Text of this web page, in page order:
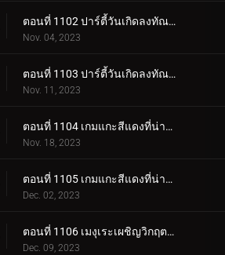
ตอนที่ 1102 ปาร์ตี้วันเกิดลงทัณฑ์ (ภาคแรก)
Nov. 04, 2023
ตอนที่ 1103 ปาร์ตี้วันเกิดลงทัณฑ์ (ภาคจบ)
Nov. 11, 2023
ตอนที่ 1104 เกมแกะสีแดงที่น่าสะพรึงกลัว (ภาคแรก)
Nov. 18, 2023
ตอนที่ 1105 เกมแกะสีแดงที่น่าสะพรึงกลัว (ภาคจบ)
Dec. 02, 2023
ตอนที่ 1106 เมงุเระเผชิญวิกฤตชีวิตตำรวจ
Dec. 09, 2023